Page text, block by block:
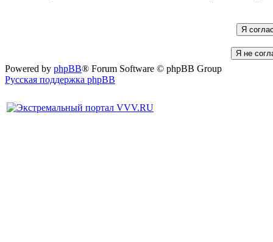
Powered by phpBB® Forum Software © phpBB Group
Русская поддержка phpBB